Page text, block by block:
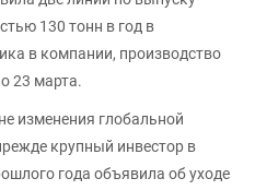
130 тонн в год в
в компании, производство
23 марта.
изменения глобальной
крупный инвестор в
года объявила об уходе